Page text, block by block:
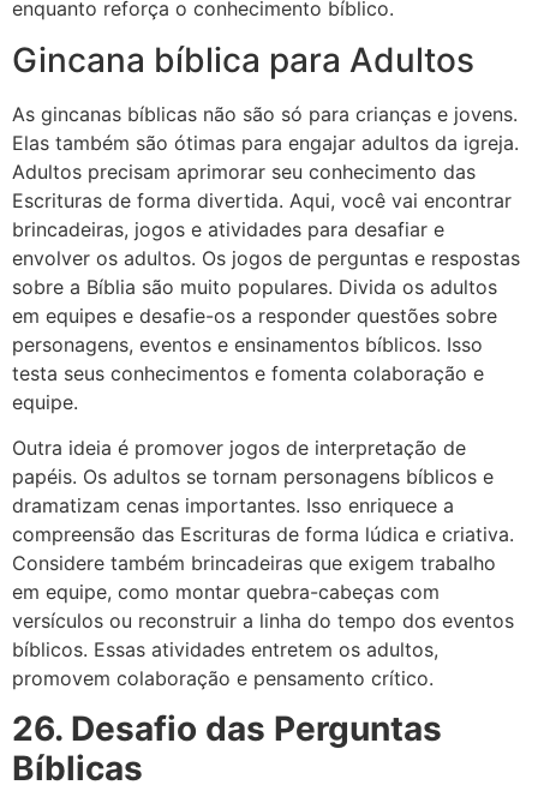
enquanto reforça o conhecimento bíblico.
Gincana bíblica para Adultos
As gincanas bíblicas não são só para crianças e jovens.
Elas também são ótimas para engajar adultos da igreja.
Adultos precisam aprimorar seu conhecimento das
Escrituras de forma divertida. Aqui, você vai encontrar
brincadeiras, jogos e atividades para desafiar e
envolver os adultos. Os jogos de perguntas e respostas
sobre a Bíblia são muito populares. Divida os adultos
em equipes e desafie-os a responder questões sobre
personagens, eventos e ensinamentos bíblicos. Isso
testa seus conhecimentos e fomenta colaboração e
equipe.
Outra ideia é promover jogos de interpretação de
papéis. Os adultos se tornam personagens bíblicos e
dramatizam cenas importantes. Isso enriquece a
compreensão das Escrituras de forma lúdica e criativa.
Considere também brincadeiras que exigem trabalho
em equipe, como montar quebra-cabeças com
versículos ou reconstruir a linha do tempo dos eventos
bíblicos. Essas atividades entretem os adultos,
promovem colaboração e pensamento crítico.
26. Desafio das Perguntas
Bíblicas